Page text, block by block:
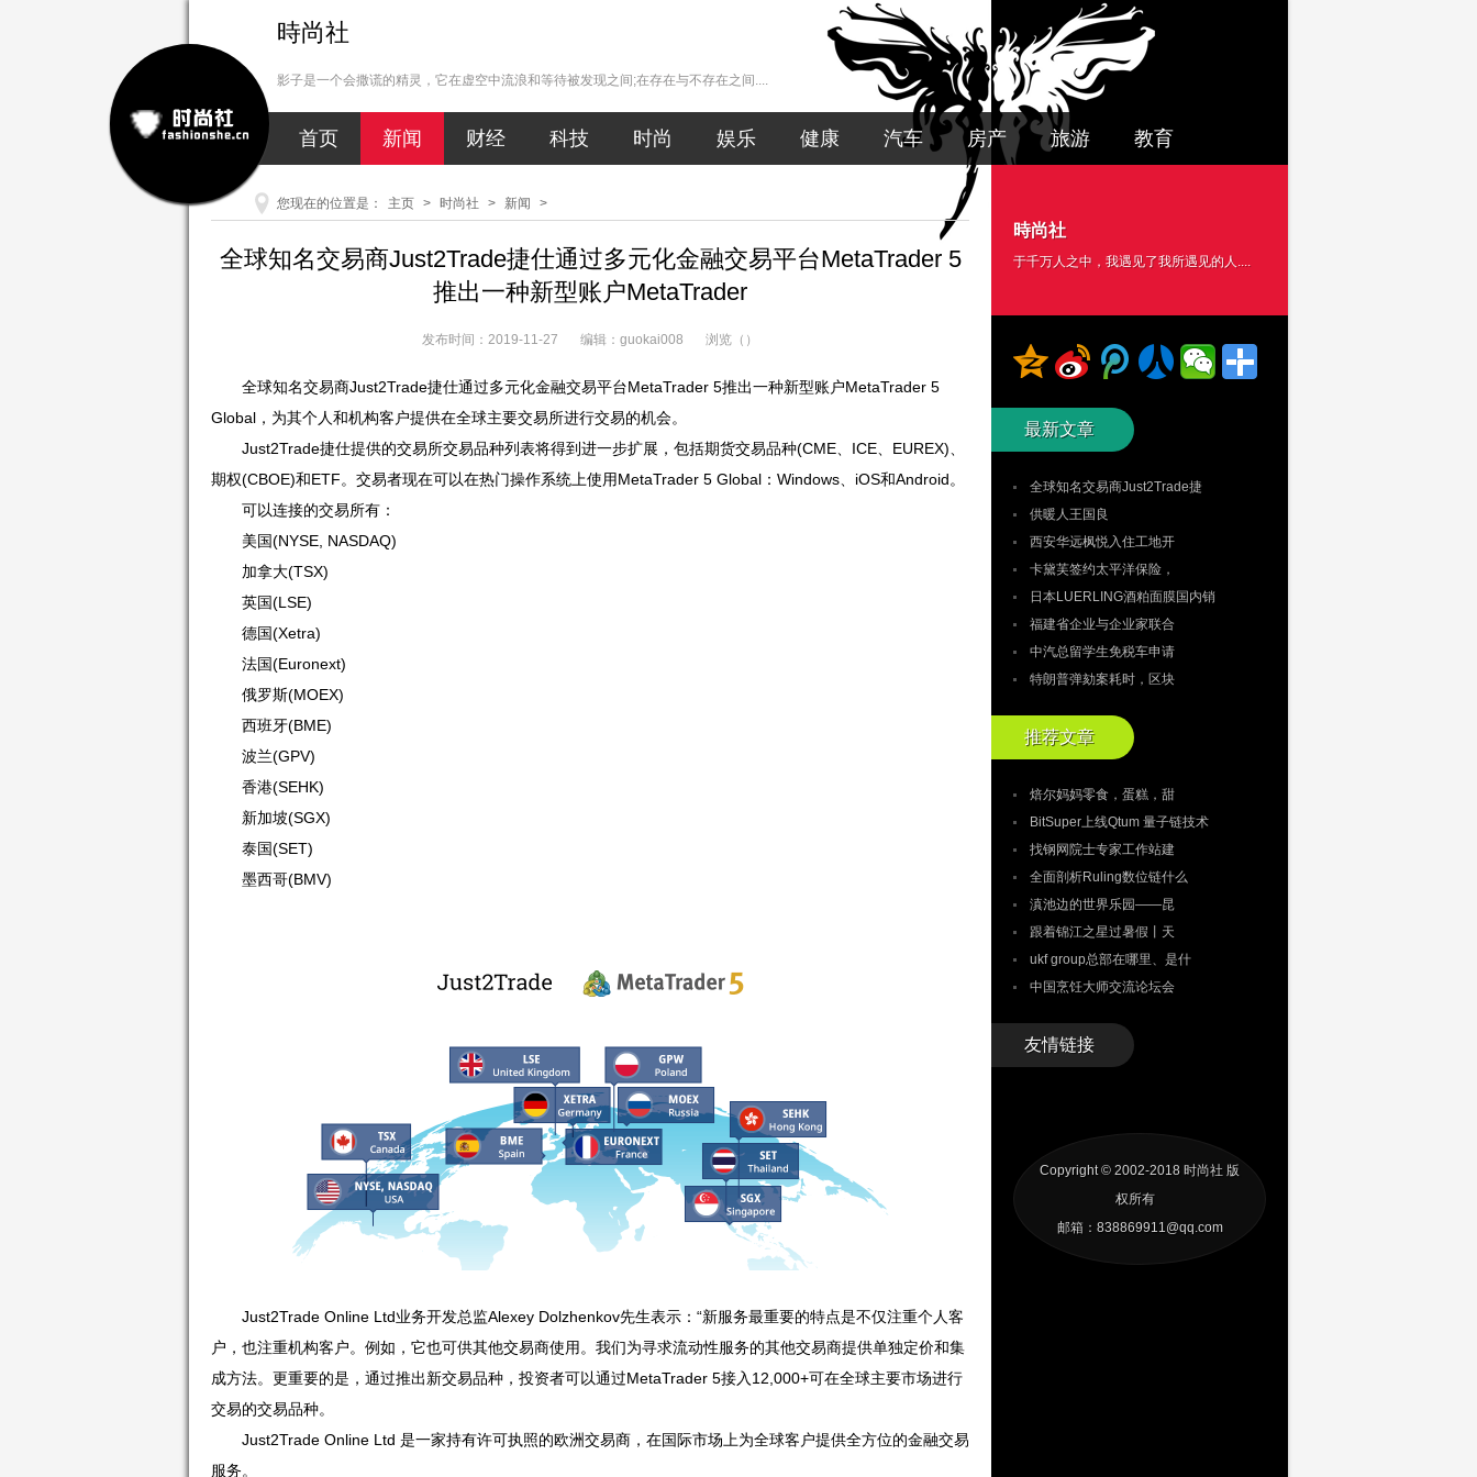
時尚社
影子是一个会撒谎的精灵，它在虚空中流浪和等待被发现之间;在存在与不存在之间....
首页 新闻 财经 科技 时尚 娱乐 健康 汽车 房产 旅游 教育
您现在的位置是： 主页 > 时尚社 > 新闻 >
全球知名交易商Just2Trade捷仕通过多元化金融交易平台MetaTrader 5
推出一种新型账户MetaTrader
发布时间：2019-11-27 编辑：guokai008 浏览（ ）
全球知名交易商Just2Trade捷仕通过多元化金融交易平台MetaTrader 5推出一种新型账户MetaTrader 5
Global，为其个人和机构客户提供在全球主要交易所进行交易的机会。
Just2Trade捷仕提供的交易所交易品种列表将得到进一步扩展，包括期货交易品种(CME、ICE、EUREX)、
期权(CBOE)和ETF。交易者现在可以在热门操作系统上使用MetaTrader 5 Global：Windows、iOS和Android。
可以连接的交易所有：
美国(NYSE, NASDAQ)
加拿大(TSX)
英国(LSE)
德国(Xetra)
法国(Euronext)
俄罗斯(MOEX)
西班牙(BME)
波兰(GPV)
香港(SEHK)
新加坡(SGX)
泰国(SET)
墨西哥(BMV)
Just2Trade Online Ltd业务开发总监Alexey Dolzhenkov先生表示：“新服务最重要的特点是不仅注重个人客
户，也注重机构客户。例如，它也可供其他交易商使用。我们为寻求流动性服务的其他交易商提供单独定价和集
成方法。更重要的是，通过推出新交易品种，投资者可以通过MetaTrader 5接入12,000+可在全球主要市场进行
交易的交易品种。
Just2Trade Online Ltd 是一家持有许可执照的欧洲交易商，在国际市场上为全球客户提供全方位的金融交易
服务。
時尚社
于千万人之中，我遇见了我所遇见的人....
最新文章
全球知名交易商Just2Trade捷
供暖人王国良
西安华远枫悦入住工地开
卡黛芙签约太平洋保险，
日本LUERLING酒粕面膜国内销
福建省企业与企业家联合
中汽总留学生免税车申请
特朗普弹劾案耗时，区块
推荐文章
焙尔妈妈零食，蛋糕，甜
BitSuper上线Qtum 量子链技术
找钢网院士专家工作站建
全面剖析Ruling数位链什么
滇池边的世界乐园——昆
跟着锦江之星过暑假丨天
ukf group总部在哪里、是什
中国烹饪大师交流论坛会
友情链接
Copyright © 2002-2018 时尚社 版
权所有
邮箱：838869911@qq.com